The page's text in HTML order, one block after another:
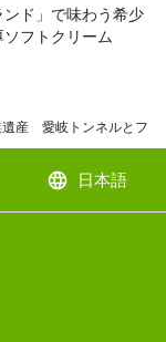
ンド」で味わう希少
フトクリーム
遺産 愛岐トンネルとフレ
language 日本語